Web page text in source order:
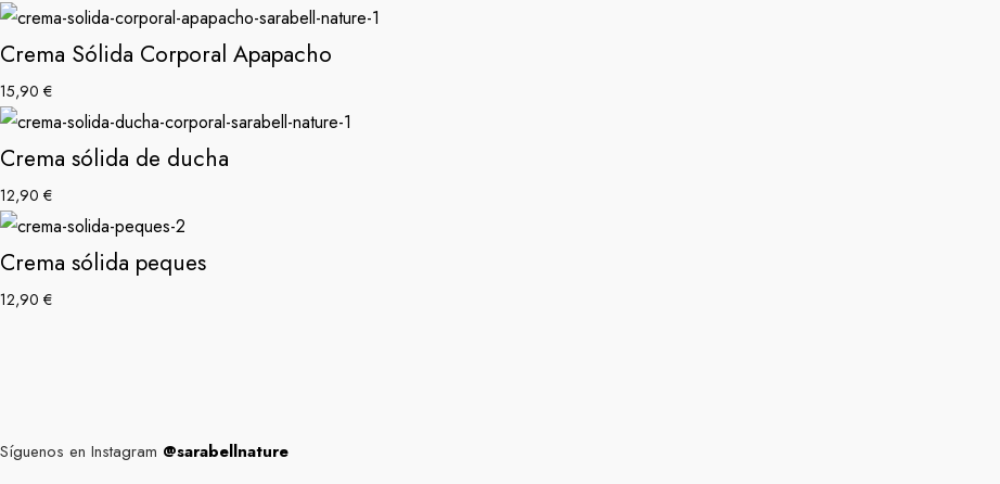
Crema Sólida Corporal Apapacho
15,90 €
Crema sólida de ducha
12,90 €
Crema sólida peques
12,90 €
Síguenos en Instagram @sarabellnature